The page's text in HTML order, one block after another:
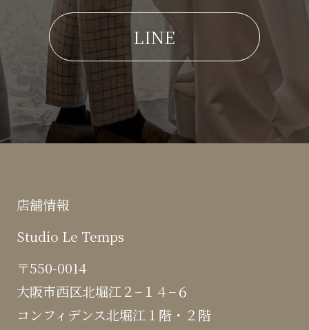
LINE
店舗情報
Studio Le Temps
〒550-0014
大阪市西区北堀江２−１４−６
コンフィデンス北堀江１階・２階